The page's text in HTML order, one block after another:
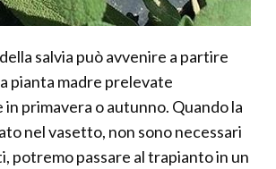
salvia può avvenire a partire
pianta madre prelevate
primavera o autunno. Quando la
nel vasetto, non sono necessari
potremo passare al trapianto in un